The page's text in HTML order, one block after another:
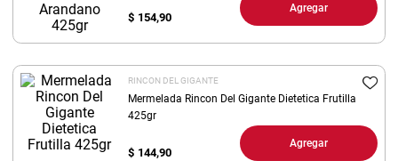
$ 154,90
Agregar
RINCON DEL GIGANTE
Mermelada Rincon Del Gigante Dietetica Frutilla
425gr
$ 144,90
Agregar
7 fideos
8. yerba
10. harina